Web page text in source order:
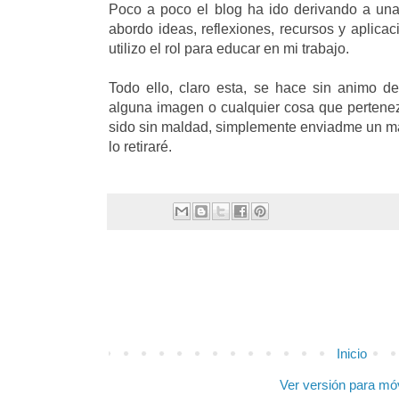
Poco a poco el blog ha ido derivando a
abordo ideas, reflexiones, recursos y
utilizo el rol para educar en mi trabajo.
Todo ello, claro esta, se hace sin animo
alguna imagen o cualquier cosa que
sido sin maldad, simplemente enviadme un
lo retiraré.
Inicio
Ver versión para